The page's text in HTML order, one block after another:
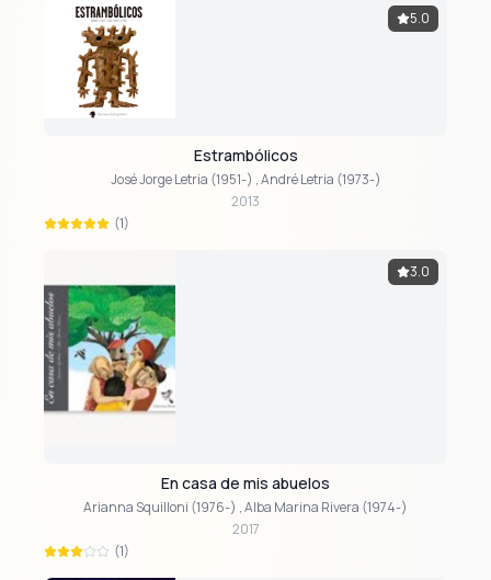
5.0
Estrambólicos
José Jorge Letria (1951-) ,André Letria (1973-)
2013
(1)
3.0
En casa de mis abuelos
Arianna Squilloni (1976-) ,Alba Marina Rivera (1974-)
2017
(1)